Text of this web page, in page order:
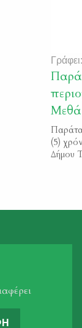
(5)
Δήμου